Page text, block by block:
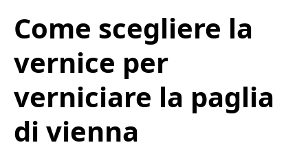
Come scegliere la
vernice per
verniciare la paglia
di vienna